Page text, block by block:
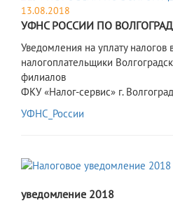
13.08.2018
УФНС РОССИИ ПО
Уведомления на уплату налогов
налогоплательщики
филиалов
ФКУ «Налог-сервис» г.
УФНС_России
уведомление 2018